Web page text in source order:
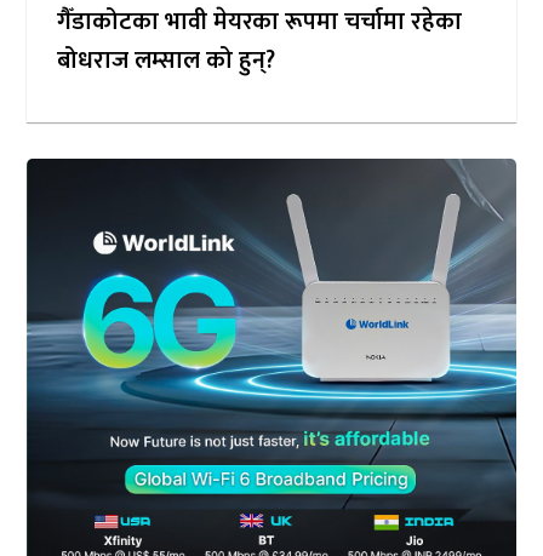
गैँडाकोटका भावी मेयरका रूपमा चर्चामा रहेका
बोधराज लम्साल को हुन्?